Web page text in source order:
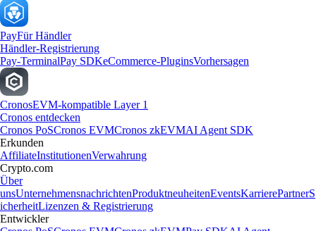
PayFür Händler
Händler-Registrierung
Pay-TerminalPay SDKeCommerce-PluginsVorhersagen
CronosEVM-kompatible Layer 1
Cronos entdecken
Cronos PoSCronos EVMCronos zkEVMAI Agent SDK
Erkunden
AffiliateInstitutionenVerwahrung
Crypto.com
Über
unsUnternehmensnachrichtenProduktneuheitenEventsKarrierePartnerS
icherheitLizenzen & Registrierung
Entwickler